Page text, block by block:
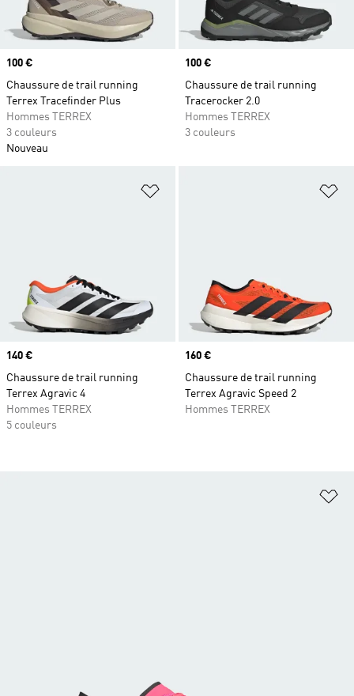
Prix
100 €
Chaussure de trail running
Terrex Tracefinder Plus
Hommes TERREX
3 couleurs
Nouveau
Prix
100 €
Chaussure de trail running
Tracerocker 2.0
Hommes TERREX
3 couleurs
Ajouter à la Liste de produits
Prix
140 €
Chaussure de trail running
Terrex Agravic 4
Hommes TERREX
5 couleurs
Prix
160 €
Chaussure de trail running
Terrex Agravic Speed 2
Hommes TERREX